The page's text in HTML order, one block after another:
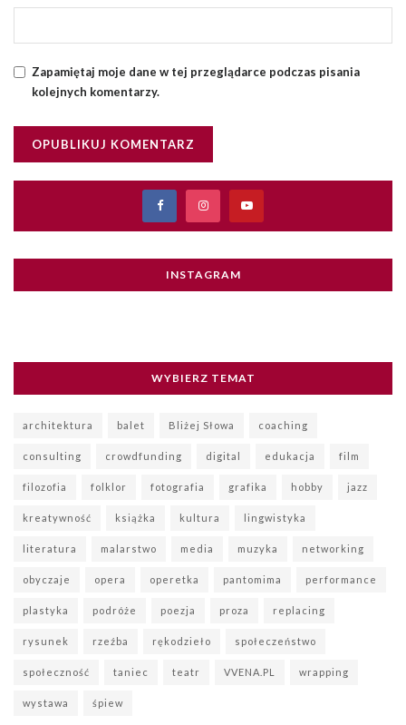
Zapamiętaj moje dane w tej przeglądarce podczas pisania
kolejnych komentarzy.
INSTAGRAM
WYBIERZ TEMAT
architektura balet Bliżej Słowa coaching
consulting crowdfunding digital edukacja film
filozofia folklor fotografia grafika hobby jazz
kreatywność książka kultura lingwistyka
literatura malarstwo media muzyka networking
obyczaje opera operetka pantomima performance
plastyka podróże poezja proza replacing
rysunek rzeźba rękodzieło społeczeństwo
społeczność taniec teatr VVENA.PL wrapping
wystawa śpiew